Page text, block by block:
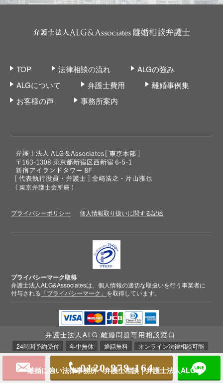
離婚に強い法律事務所へ弁護士相談｜弁護士法人ALG
TOP 法律相談の流れ
ALGの強み
ALGについて
弁護士費用
離婚事例集
お客様の声
事務所案内
プライバシーポリシー 個人情報取り扱いに関する記述
プライバシーマーク取得
弁護士法人ALG&Associatesは、個人情報の適切な取扱いを行う事業者に
付与される 「プライバシーマーク」 を取得しています。
クレジットカード決済対応
弁護士法人ALG 離婚問題専用相談窓口
24時間予約受付 年中無休 通話無料 オンライン法律相談可能
0120-979-164